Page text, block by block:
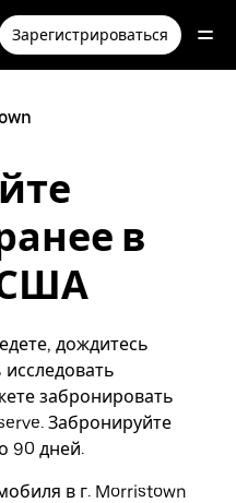
Зарегистрироваться
в
США
дождитесь
забронировать
Забронируйте
90 дней.
в г. Morristown